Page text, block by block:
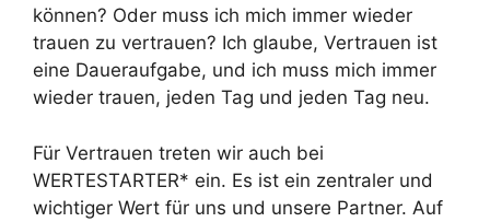
können? Oder muss ich mich immer wieder
trauen zu vertrauen? Ich glaube, Vertrauen ist
eine Daueraufgabe, und ich muss mich immer
wieder trauen, jeden Tag und jeden Tag neu.
Für Vertrauen treten wir auch bei
WERTESTARTER* ein. Es ist ein zentraler und
wichtiger Wert für uns und unsere Partner. Auf